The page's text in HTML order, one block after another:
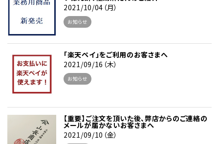
2021/10/04（月）
お知らせ
「楽天ペイ」をご利用のお客さまへ
2021/09/16（木）
お知らせ
【重要】ご注文を頂いた後、弊店からのご連絡の
メールが届かないお客さまへ
2021/09/10（金）